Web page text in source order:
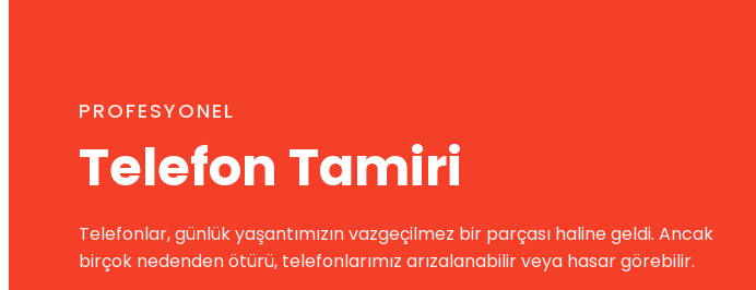
PROFESYONEL
Telefon Tamiri
Telefonlar, günlük yaşantımızın vazgeçilmez bir parçası haline geldi. Ancak
birçok nedenden ötürü, telefonlarımız arızalanabilir veya hasar görebilir.